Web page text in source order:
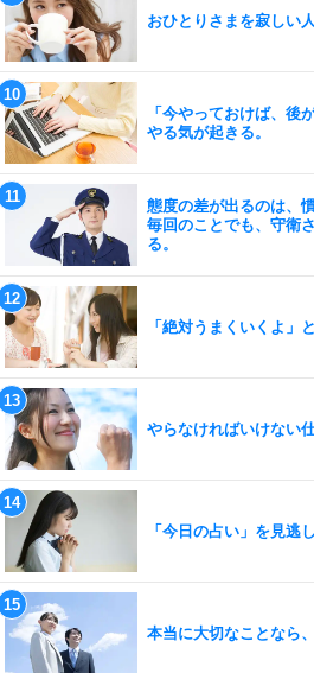
おひとりさまを寂しい
「今やっておけば、後
やる気が起きる。
態度の差が出るのは、
毎回のことでも、守衛
る。
「絶対うまくいくよ」
やらなければいけない
「今日の占い」を見逃
本当に大切なことなら